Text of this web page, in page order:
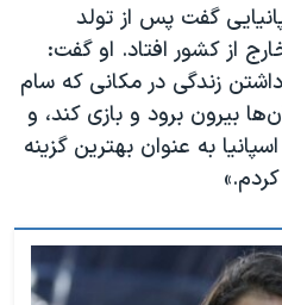
گفت پس از تولد
از کشور افتاد. او گفت:
زندگی در مکانی که سام
بیرون برود و بازی کند، و
به عنوان بهترین گزینه